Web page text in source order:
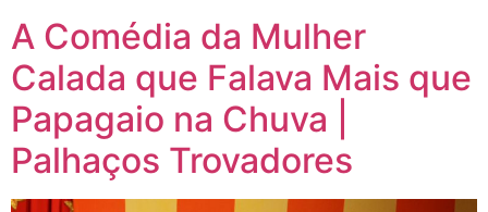
A Comédia da Mulher
Calada que Falava Mais que
Papagaio na Chuva |
Palhaços Trovadores